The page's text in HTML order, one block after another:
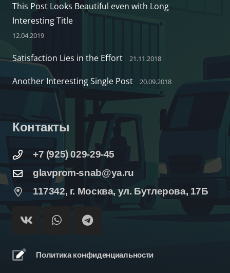
This Post Looks Beautiful even with Long
Interesting Title
12.04.2019
Satisfaction Lies in the Effort 21.11.2018
Another Interesting Single Post 20.09.2018
Контакты
+7 (925) 029-29-45
glavprom-snab@ya.ru
117342, г. Москва, ул. Бутлерова, 17Б
Политика конфиденциальности